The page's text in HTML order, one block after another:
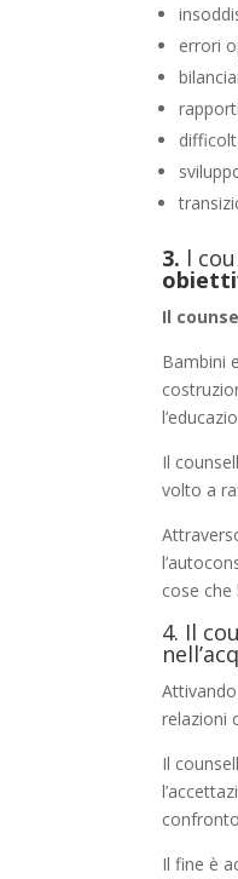
errori
3. l
Il
Bambini
Il
volto a
cose
4. Il
relazioni
Il
Il fine è